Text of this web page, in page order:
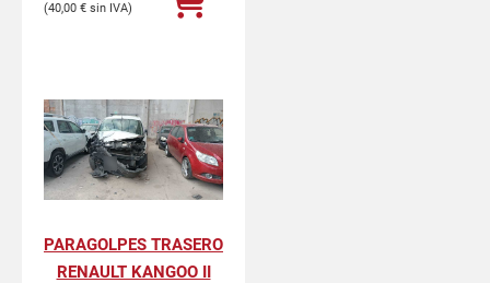
40,00 €
PARAGOLPES TRASERO
RENAULT KANGOO II